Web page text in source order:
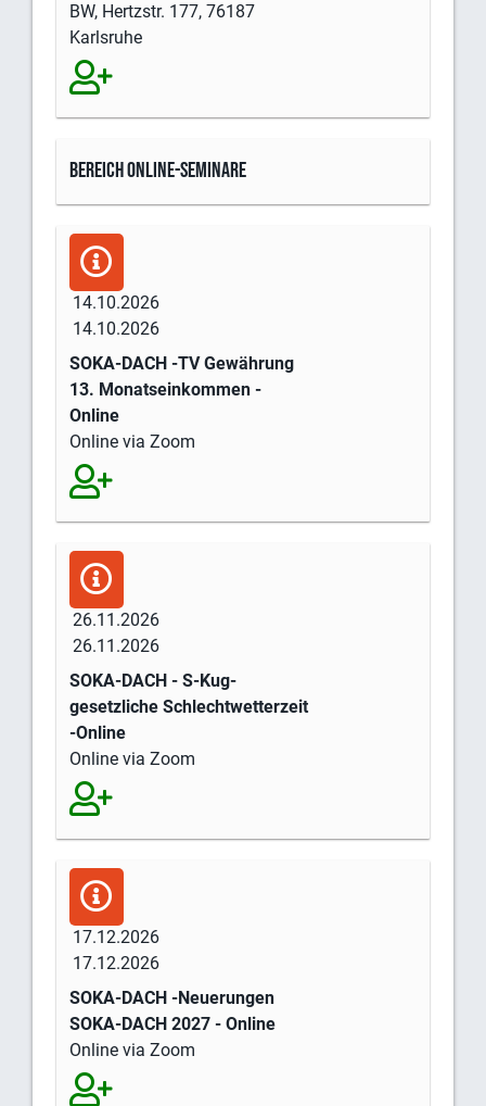
BW, Hertzstr. 177, 76187
Karlsruhe
Bereich Online-Seminare
14.10.2026
14.10.2026
SOKA-DACH -TV Gewährung
13. Monatseinkommen -
Online
Online via Zoom
26.11.2026
26.11.2026
SOKA-DACH - S-Kug-
gesetzliche Schlechtwetterzeit
-Online
Online via Zoom
17.12.2026
17.12.2026
SOKA-DACH -Neuerungen
SOKA-DACH 2027 - Online
Online via Zoom